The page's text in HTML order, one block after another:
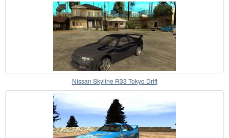
Nissan Skyline R33 Tokyo Drift